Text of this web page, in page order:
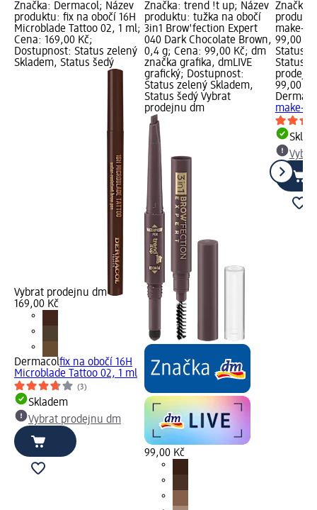
Značka: Dermacol; Název
produktu: fix na obočí 16H
Microblade Tattoo 02, 1 ml;
Cena: 169,00 Kč;
Dostupnost: Status zelený
Skladem, Status šedý
Vybrat prodejnu dm
169,00 Kč
Dermacolfix na obočí 16H
Microblade Tattoo 02, 1 ml
(3)
Skladem
Vybrat prodejnu dm
Značka: trend !t up; Název
produktu: tužka na obočí
3in1 Brow'fection Expert
040 Dark Chocolate Brown,
0,4 g; Cena: 99,00 Kč; dm
značka grafika, dmLIVE
grafický; Dostupnost:
Status zelený Skladem,
Status šedý Vybrat
prodejnu dm
99,00 Kč
Značka:
make-
99,00
Status
Status
99,00 Kč
make-